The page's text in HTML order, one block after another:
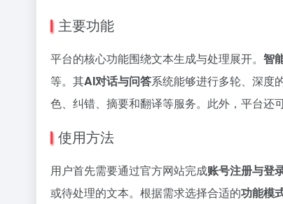
主要功能
平台的核心功能围绕文本生成与处理展开。 智
等。其AI对话与问答系统能够进行多轮、深度
色、纠错、摘要和翻译等服务。此外，平台还
使用方法
用户首先需要通过官方网站完成账号注册与登
或待处理的文本。根据需求选择合适的功能模